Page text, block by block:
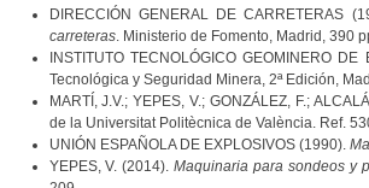
DIRECCIÓN GENERAL DE CARRETERAS
carreteras. Ministerio de Fomento, Madrid, 390
INSTITUTO TECNOLÓGICO GEOMINERO
Tecnológica y Seguridad Minera, 2ª Edición,
MARTÍ, J.V.; YEPES, V.; GONZÁLEZ, F.;
de la Universitat Politècnica de València. Ref.
UNIÓN ESPAÑOLA DE EXPLOSIVOS (1990).
YEPES, V. (2014).Maquinaria para sondeos y